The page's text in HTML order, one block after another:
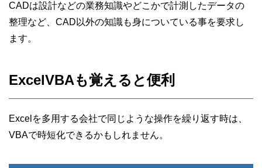
CADは設計などの業務知識やどこかで計測したデータの
整理など、CAD以外の知識も身についている事を要求し
ます。
ExcelVBAも覚えると便利
Excelを多用する会社で同じような操作を繰り返す時は、
VBAで時短化できるかもしれません。